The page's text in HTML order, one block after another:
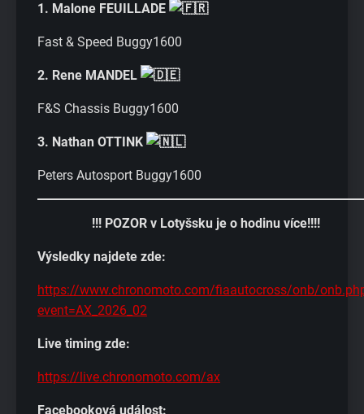
1. Malone FEUILLADE
Fast & Speed Buggy1600
2. Rene MANDEL
F&S Chassis Buggy1600
3. Nathan OTTINK
Peters Autosport Buggy1600
!!! POZOR v Lotyšsku je o hodinu více!!!!
Výsledky najdete zde:
https://www.chronomoto.com/fiaautocross/onb/
event=AX_2026_02
Live timing zde:
https://live.chronomoto.com/ax
Facebooková událost: